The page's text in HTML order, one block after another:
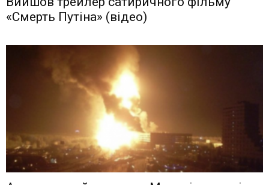
«Смерть Путіна» (відео)